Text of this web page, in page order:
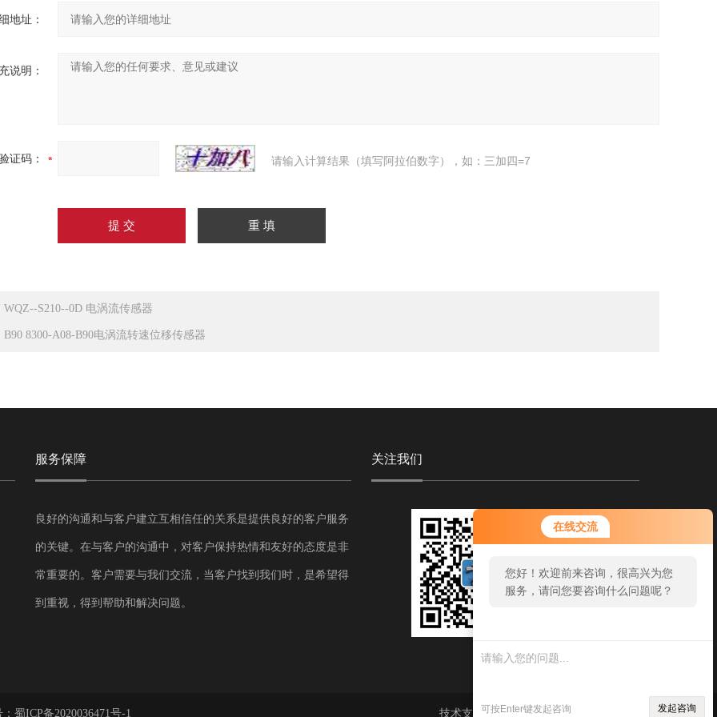
在线交流
您好！欢迎前来咨询，很高兴为您
服务，请问您要咨询什么问题呢？
可按Enter键发起咨询 发起咨询
地址：
说明：
证码： 请输入计算结果（填写阿拉伯数字），如：三加四=7
WQZ--S210--0D 电涡流传感器
B90 8300-A08-B90电涡流转速位移传感器
服务保障
良好的沟通和与客户建立互相信任的关系是提供良好的客户服务
的关键。在与客户的沟通中，对客户保持热情和友好的态度是非
常重要的。客户需要与我们交流，当客户找到我们时，是希望得
到重视，得到帮助和解决问题。
关注我们
技术支持：环保在线 sitemap.xml 管理登陆
蜀ICP备2020036471号-1